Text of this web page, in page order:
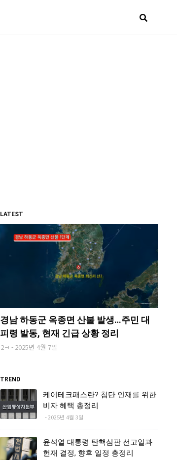
LATEST
경남 하동군 옥종면 산불 발생…주민 대
피령 발동, 현재 긴급 상황 정리
2ㅋ 2025년 4월 7일
TREND
케이테크패스란? 첨단 인재를 위한
비자 혜택 총정리
2025년 4월 3일
윤석열 대통령 탄핵심판 선고일과
헌재 결정, 향후 일정 총정리